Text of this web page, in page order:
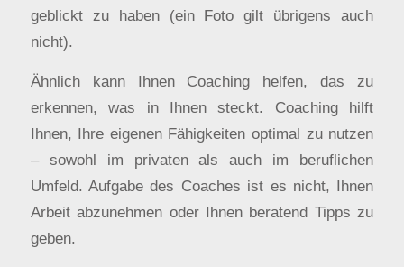
geblickt zu haben (ein Foto gilt übrigens auch
nicht).
Ähnlich kann Ihnen Coaching helfen, das zu
erkennen, was in Ihnen steckt. Coaching hilft
Ihnen, Ihre eigenen Fähigkeiten optimal zu nutzen
– sowohl im privaten als auch im beruflichen
Umfeld. Aufgabe des Coaches ist es nicht, Ihnen
Arbeit abzunehmen oder Ihnen beratend Tipps zu
geben.